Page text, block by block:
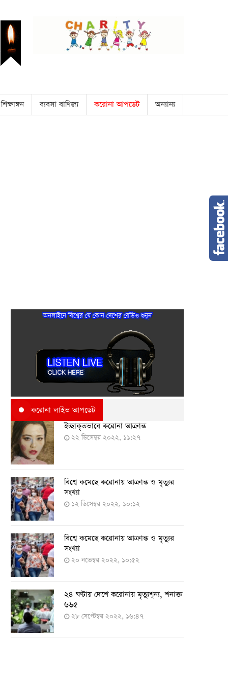
শিক্ষাঙ্গন ব্যবসা বাণিজ্য করোনা আপডেট অন্যান্য
অনলাইনে বিশ্বের যে কোন দেশের রেডিও শুনুন
করোনা লাইভ আপডেট
ইচ্ছাকৃতভাবে করোনা আক্রান্ত
২২ ডিসেম্বর ২০২২, ১১:২৭
বিশ্বে কমেছে করোনায় আক্রান্ত ও মৃত্যুর
সংখ্যা
১২ ডিসেম্বর ২০২২, ১০:১২
বিশ্বে কমেছে করোনায় আক্রান্ত ও মৃত্যুর
সংখ্যা
২০ নভেম্বর ২০২২, ১০:৫২
২৪ ঘণ্টায় দেশে করোনায় মৃত্যুশূন্য, শনাক্ত
৬৬৫
২৮ সেপ্টেম্বর ২০২২, ১৬:৪৭